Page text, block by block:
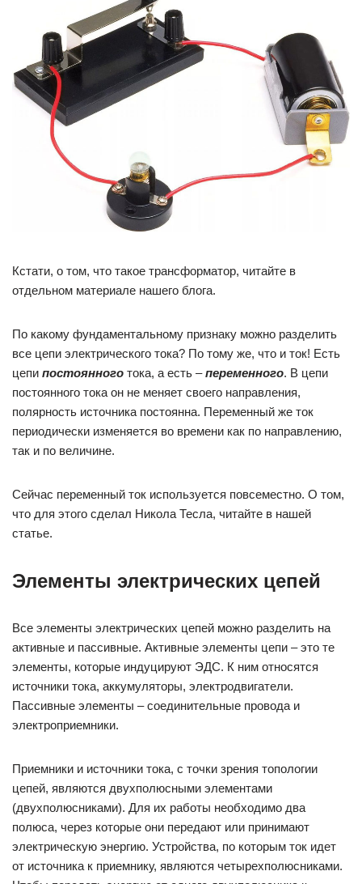
Кстати, о том, что такое трансформатор, читайте в
отдельном материале нашего блога.
По какому фундаментальному признаку можно разделить
все цепи электрического тока? По тому же, что и ток! Есть
цепи постоянного тока, а есть –переменного. В цепи
постоянного тока он не меняет своего направления,
полярность источника постоянна. Переменный же ток
периодически изменяется во времени как по направлению,
так и по величине.
Сейчас переменный ток используется повсеместно. О том,
что для этого сделал Никола Тесла, читайте в нашей
статье.
Элементы электрических цепей
Все элементы электрических цепей можно разделить на
активные и пассивные. Активные элементы цепи – это те
элементы, которые индуцируют ЭДС. К ним относятся
источники тока, аккумуляторы, электродвигатели.
Пассивные элементы – соединительные провода и
электроприемники.
Приемники и источники тока, с точки зрения топологии
цепей, являются двухполюсными элементами
(двухполюсниками). Для их работы необходимо два
полюса, через которые они передают или принимают
электрическую энергию. Устройства, по которым ток идет
от источника к приемнику, являются четырехполюсниками.